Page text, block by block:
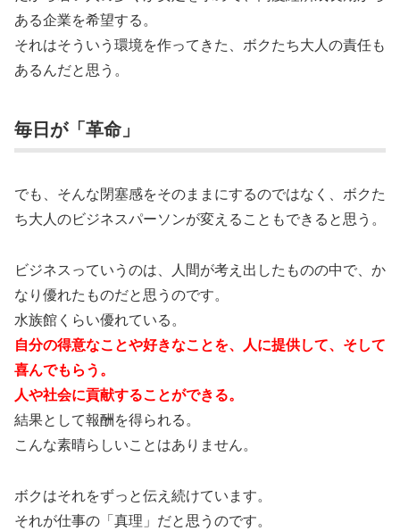
ある企業を希望する。
それはそういう環境を作ってきた、ボクたち大人の責任も
あるんだと思う。
毎日が「革命」
でも、そんな閉塞感をそのままにするのではなく、ボクた
ち大人のビジネスパーソンが変えることもできると思う。
ビジネスっていうのは、人間が考え出したものの中で、か
なり優れたものだと思うのです。
水族館くらい優れている。
自分の得意なことや好きなことを、人に提供して、そして
喜んでもらう。
人や社会に貢献することができる。
結果として報酬を得られる。
こんな素晴らしいことはありません。
ボクはそれをずっと伝え続けています。
それが仕事の「真理」だと思うのです。